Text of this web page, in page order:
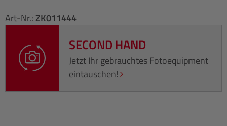
Art-Nr.: ZK011444
SECOND HAND
Jetzt Ihr gebrauchtes Fotoequipment
eintauschen!